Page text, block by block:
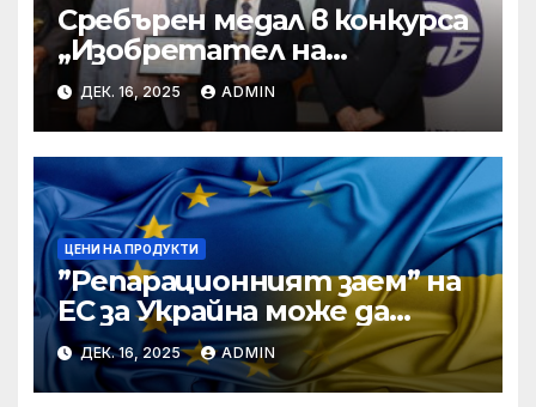
Сребърен медал в конкурса
„Изобретател на
годината“ за учени от БАН
ДЕК. 16, 2025 ADMIN
ЦЕНИ НА ПРОДУКТИ
”Репарационният заем” на
ЕС за Украйна може да
достигне 130 милиарда
евро
ДЕК. 16, 2025 ADMIN